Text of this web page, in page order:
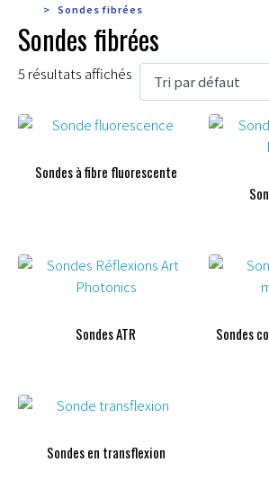
Sondes fibrées
Sondes fibrées
5 résultats affichés
Sondes à fibre fluorescente
Sondes ATR Sondes
Sondes en transflexion